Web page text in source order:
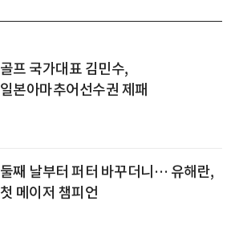
골프 국가대표 김민수,
일본아마추어선수권 제패
둘째 날부터 퍼터 바꾸더니… 유해란,
첫 메이저 챔피언